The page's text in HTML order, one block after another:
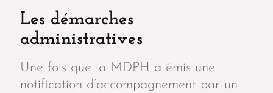
Les démarches
administratives
Une fois que la MDPH a émis une
notification d’accompagnement par un